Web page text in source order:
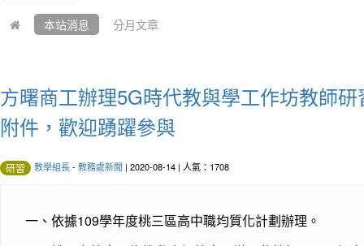
本站消息 分月文章
方曙商工辦理5G時代教與學工作坊教師
附件，歡迎踴躍參與
研習 教學組長- 教務處新聞 | 2020-08-14 | 人氣：1708
一、依據109學年度桃三區高中職均質化計劃辦理。